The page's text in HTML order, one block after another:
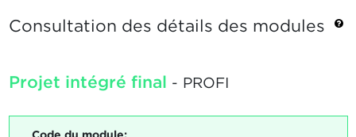
Consultation des détails des modules
Projet intégré final - PROFI